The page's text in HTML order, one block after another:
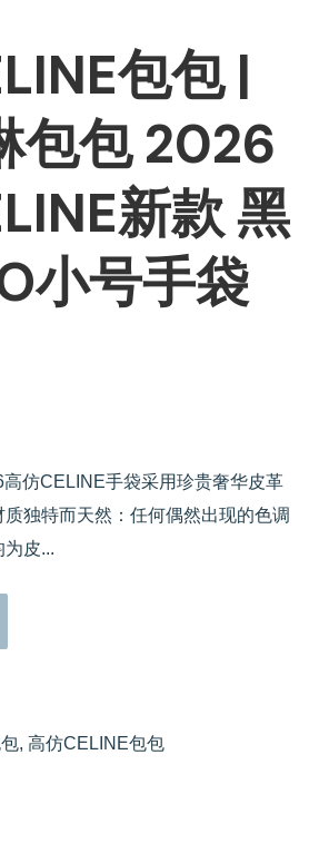
包包 |
包包 2026
新款 黑
小号手袋
仿CELINE手袋采用珍贵奢华皮革
独特而天然：任何偶然出现的色调
皮...
, 高仿CELINE包包